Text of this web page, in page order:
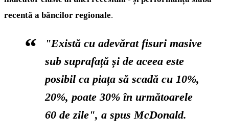
recentă a băncilor regionale.
"Există cu adevărat fisuri masive
sub suprafață și de aceea este
posibil ca piața să scadă cu 10%,
20%, poate 30% în următoarele
60 de zile", a spus McDonald.